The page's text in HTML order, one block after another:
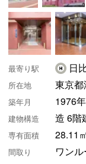
最寄り駅 日
所在地 東京都
築年月 1976
建物構造 造 6階
専有面積 28.11
間取り ワンル